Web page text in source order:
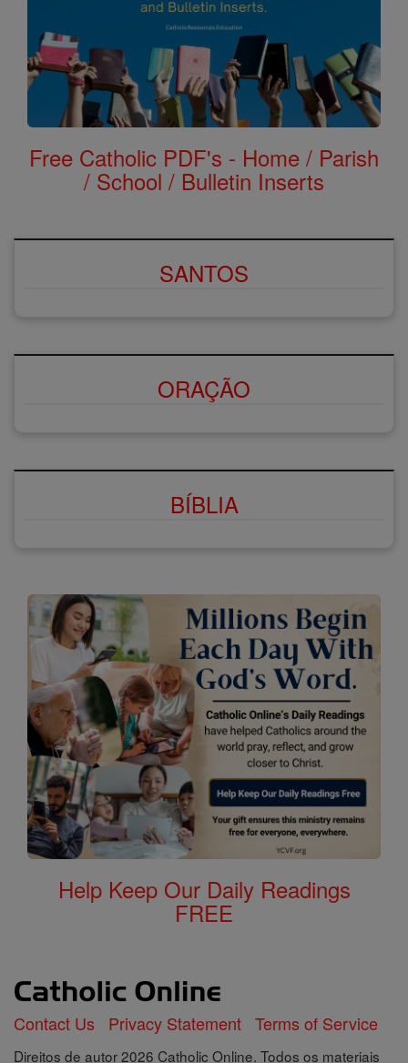
Free Catholic PDF's - Home / Parish
/ School / Bulletin Inserts
SANTOS
ORAÇÃO
BÍBLIA
Help Keep Our Daily Readings
FREE
Contact Us Privacy Statement Terms of Service
Direitos de autor 2026 Catholic Online. Todos os materiais